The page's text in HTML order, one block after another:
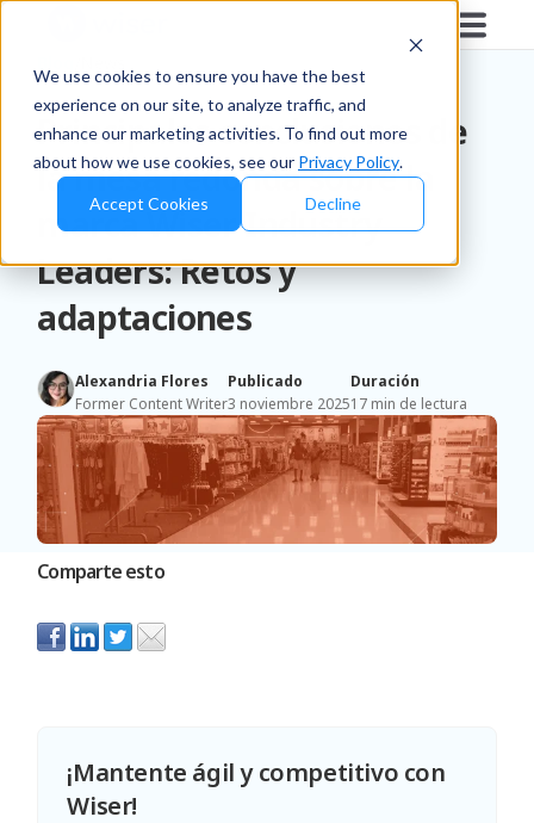
We use cookies to ensure you have the best
experience on our site, to analyze traffic, and
enhance our marketing activities. To find out more
about how we use cookies, see our Privacy Policy.
Accept Cookies Decline
Principales conclusiones de
la mesa redonda sobre la
marca Wiser Industry
Leaders: Retos y
adaptaciones
Alexandria Flores
Former Content Writer
Publicado
3 noviembre 2025
Duración
17 min de lectura
Comparte esto
¡Mantente ágil y competitivo con
Wiser!